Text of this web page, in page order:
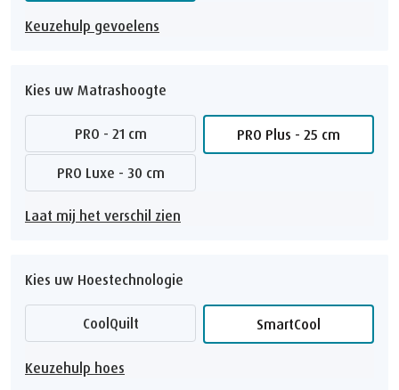
Keuzehulp gevoelens
Kies uw Matrashoogte
PRO - 21 cm PRO Plus - 25 cm
PRO Luxe - 30 cm
Laat mij het verschil zien
Kies uw Hoestechnologie
CoolQuilt SmartCool
Keuzehulp hoes